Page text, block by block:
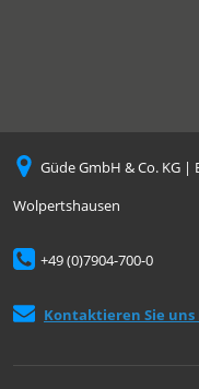
Güde GmbH & Co. KG |
Wolpertshausen
+49 (0)7904-700-0
Kontaktieren Sie